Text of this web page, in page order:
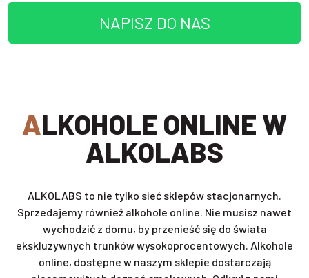
NAPISZ DO NAS
ALKOHOLE ONLINE W
ALKOLABS
ALKOLABS to nie tylko sieć sklepów stacjonarnych.
Sprzedajemy również alkohole online. Nie musisz nawet
wychodzić z domu, by przenieść się do świata
ekskluzywnych trunków wysokoprocentowych. Alkohole
online, dostępne w naszym sklepie dostarczają